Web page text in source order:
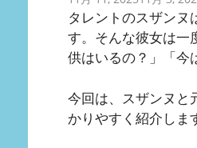
タレントのスザンヌ
す。そんな彼女は一
供はいるの？」「今
今回は、スザンヌと
かりやすく紹介しま